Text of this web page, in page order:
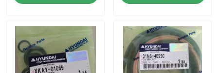
Nieuws
Verzoek om een Citaat
Graafwerktuig Spare Part